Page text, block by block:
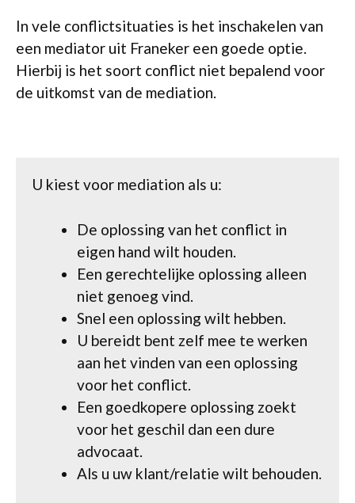
In vele conflictsituaties is het inschakelen van
een mediator uit Franeker een goede optie.
Hierbij is het soort conflict niet bepalend voor
de uitkomst van de mediation.
U kiest voor mediation als u:
De oplossing van het conflict in
eigen hand wilt houden.
Een gerechtelijke oplossing alleen
niet genoeg vind.
Snel een oplossing wilt hebben.
U bereidt bent zelf mee te werken
aan het vinden van een oplossing
voor het conflict.
Een goedkopere oplossing zoekt
voor het geschil dan een dure
advocaat.
Als u uw klant/relatie wilt behouden.